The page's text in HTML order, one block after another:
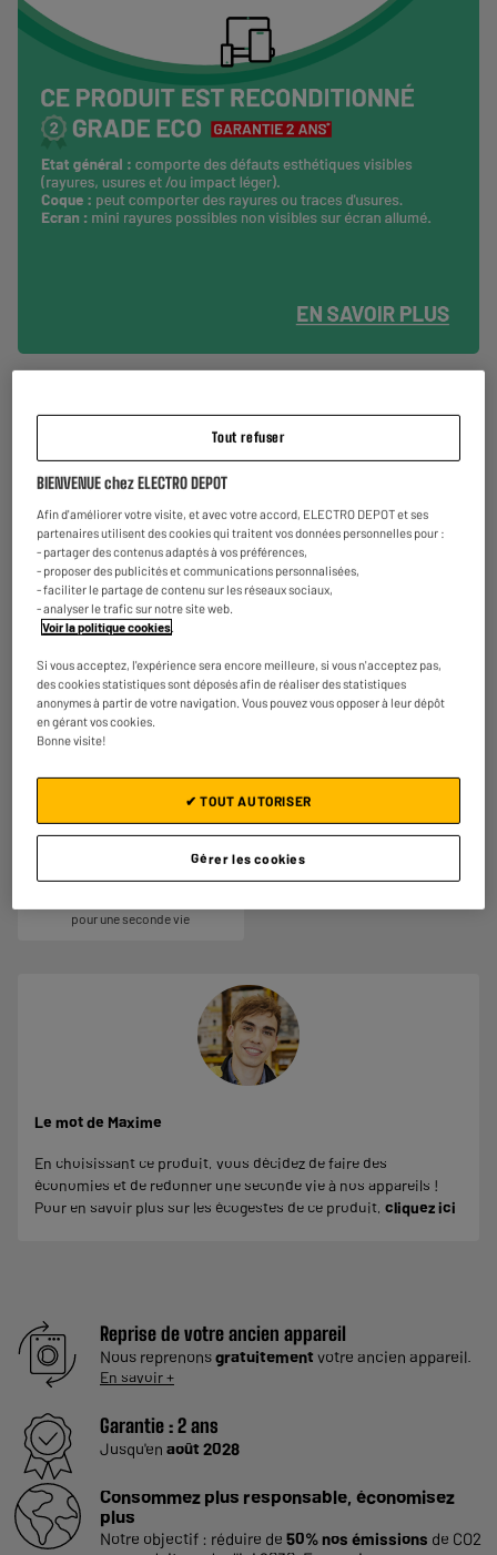
128Go Blanc Reconditionné grade éco
Ecran : 6,1 pouces
Pour un meilleur confort au
quotidien. Jouez confortablement,
regardez vos films, visionnez vos
un livre sans froncer les sourcils.
Appareil photo : 50+12+10 MP
La qualité de la photo dépend du
détaillée, avec de belles couleurs.
Chaque capteur possède sa propre
fonction : téléobjectif, grand angle,
pour une seconde vie
Le mot de Maxime
En choisissant ce produit, vous décidez de faire des
économies et de redonner une seconde vie à nos appareils !
Pour en savoir plus sur les écogestes de ce produit, cliquez ici
Reprise de votre ancien appareil
Nous reprenonsgratuitement votre ancien appareil.
En savoir +
Garantie :2 ans
Jusqu'en août 2028
Consommez plus responsable, économisez
plus
Notre objectif : réduire de 50% nos émissions de CO2
Tout refuser
BIENVENUE chez ELECTRO DEPOT
Afin d'améliorer votre visite, et avec votre accord, ELECTRO DEPOT et ses
partenaires utilisent des cookies qui traitent vos données personnelles pour :
- partager des contenus adaptés à vos préférences,
- proposer des publicités et communications personnalisées,
- faciliter le partage de contenu sur les réseaux sociaux,
- analyser le trafic sur notre site web.
Voir la politique cookies.
Si vous acceptez, l'expérience sera encore meilleure, si vous n'acceptez pas,
des cookies statistiques sont déposés afin de réaliser des statistiques
anonymes à partir de votre navigation. Vous pouvez vous opposer à leur dépôt
en gérant vos cookies.
Bonne visite!
Gérer les cookies
✔ TOUT AUTORISER